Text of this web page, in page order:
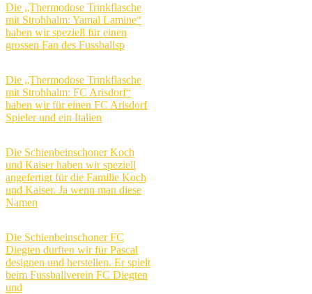
Die „Thermodose Trinkflasche
mit Strohhalm: Yamal Lamine“
haben wir speziell für einen
grossen Fan des Fussballsp
Die „Thermodose Trinkflasche
mit Strohhalm: FC Arisdorf“
haben wir für einen FC Arisdorf
Spieler und ein Italien
Die Schienbeinschoner Koch
und Kaiser haben wir speziell
angefertigt für die Familie Koch
und Kaiser. Ja wenn man diese
Namen
Die Schienbeinschoner FC
Diegten durften wir für Pascal
designen und herstellen. Er spielt
beim Fussballverein FC Diegten
und